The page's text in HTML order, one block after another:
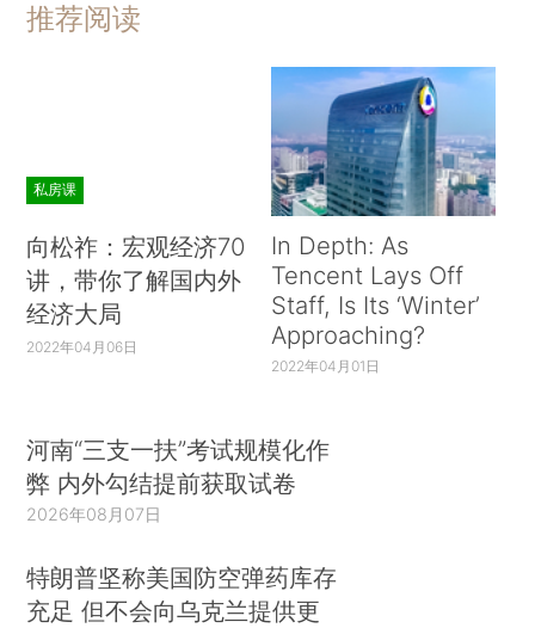
推荐阅读
私房课
向松祚：宏观经济70
讲，带你了解国内外
经济大局
2022年04月06日
In Depth: As
Tencent Lays Off
Staff, Is Its ‘Winter’
Approaching?
2022年04月01日
河南“三支一扶”考试规模化作
弊 内外勾结提前获取试卷
2026年08月07日
特朗普坚称美国防空弹药库存
充足 但不会向乌克兰提供更